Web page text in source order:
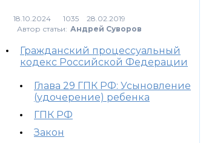
1035
Автор статьи: Андрей Суворов
Гражданский процессуальный
кодекс Российской Федерации
Глава 29 ГПК РФ: Усыновление
(удочерение) ребенка
ГПК РФ
Закон